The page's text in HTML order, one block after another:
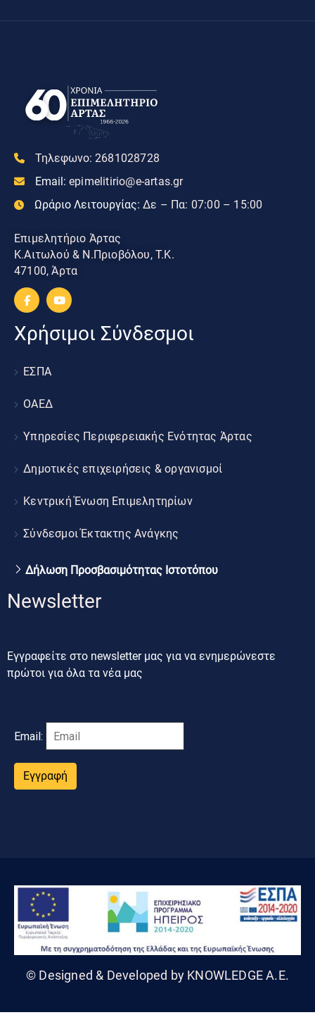
Τηλεφωνο: 2681028728
Email: epimelitirio@e-artas.gr
Ωράριο Λειτουργίας: Δε – Πα: 07:00 – 15:00
Επιμελητήριο Άρτας
Κ.Αιτωλού & Ν.Πριοβόλου, Τ.Κ.
47100, Άρτα
Χρήσιμοι Σύνδεσμοι
ΕΣΠΑ
ΟΑΕΔ
Υπηρεσίες Περιφερειακής Ενότητας Άρτας
Δημοτικές επιχειρήσεις & οργανισμοί
Κεντρική Ένωση Επιμελητηρίων
Σύνδεσμοι Έκτακτης Ανάγκης
Δήλωση Προσβασιμότητας Ιστοτόπου
Newsletter
Εγγραφείτε στο newsletter μας για να ενημερώνεστε
πρώτοι για όλα τα νέα μας
Email:
Εγγραφή
© Designed & Developed by KNOWLEDGE A.E.